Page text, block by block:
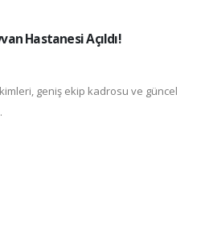
Hastanesi Açıldı!
geniş ekip kadrosu ve güncel